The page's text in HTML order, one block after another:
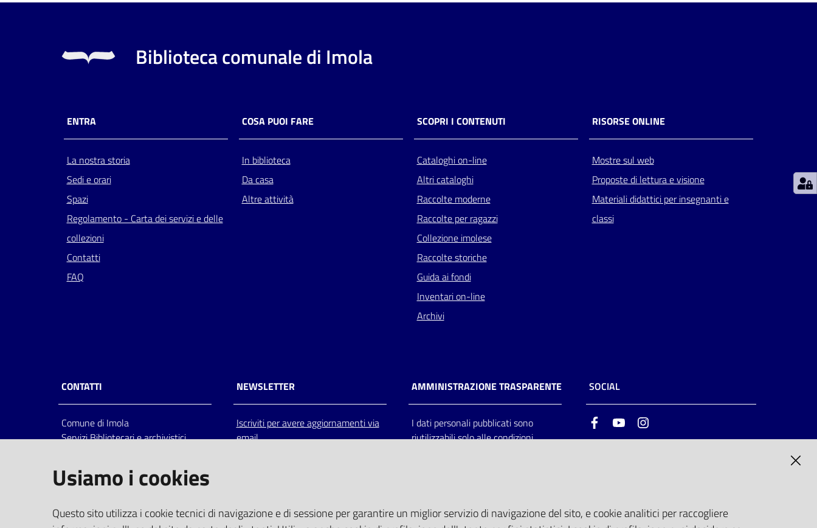
Biblioteca comunale di Imola
ENTRA
La nostra storia
Sedi e orari
Spazi
Regolamento - Carta dei servizi e delle
collezioni
Contatti
FAQ
COSA PUOI FARE
In biblioteca
Da casa
Altre attività
SCOPRI I CONTENUTI
Cataloghi on-line
Altri cataloghi
Raccolte moderne
Raccolte per ragazzi
Collezione imolese
Raccolte storiche
Guida ai fondi
Inventari on-line
Archivi
RISORSE ONLINE
Mostre sul web
Proposte di lettura e visione
Materiali didattici per insegnanti e
classi
CONTATTI
Comune di Imola
Servizi Bibliotecari e archivistici
Italia
centralino: tel 0542.6026.36 fax
bim@comune.imola.bo.it
PEC
NEWSLETTER
Iscriviti per avere aggiornamenti via
email
AMMINISTRAZIONE TRASPARENTE
I dati personali pubblicati sono
riutilizzabili solo alle condizioni
SOCIAL
FacebookYoutube
Usiamo i cookies
Questo sito utilizza i cookie tecnici di navigazione e di sessione per garantire un miglior servizio di navigazione del sito, e cookie analitici per raccogliere